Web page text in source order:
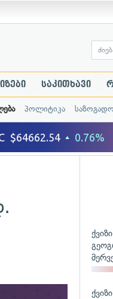
საკითხავი
პოლიტიკა